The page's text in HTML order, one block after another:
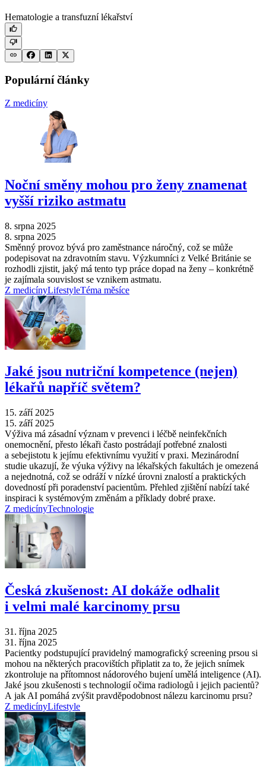
Hematologie a transfuzní lékařství
Populární články
Z medicíny
Noční směny mohou pro ženy znamenat
vyšší riziko astmatu
8. srpna 2025
8. srpna 2025
Směnný provoz bývá pro zaměstnance náročný, což se může
podepisovat na zdravotním stavu. Výzkumníci z Velké Británie se
rozhodli zjistit, jaký má tento typ práce dopad na ženy –⁠ konkrétně
je zajímala souvislost se vznikem astmatu.
Z medicínyLifestyleTéma měsíce
Jaké jsou nutriční kompetence (nejen)
lékařů napříč světem?
15. září 2025
15. září 2025
Výživa má zásadní význam v prevenci i léčbě neinfekčních
onemocnění, přesto lékaři často postrádají potřebné znalosti
a sebejistotu k jejímu efektivnímu využití v praxi. Mezinárodní
studie ukazují, že výuka výživy na lékařských fakultách je omezená
a nejednotná, což se odráží v nízké úrovni znalostí a praktických
dovedností při poradenství pacientům. Přehled zjištění nabízí také
inspiraci k systémovým změnám a příklady dobré praxe.
Z medicínyTechnologie
Česká zkušenost: AI dokáže odhalit
i velmi malé karcinomy prsu
31. října 2025
31. října 2025
Pacientky podstupující pravidelný mamografický screening prsou si
mohou na některých pracovištích připlatit za to, že jejich snímek
zkontroluje na přítomnost nádorového bujení umělá inteligence (AI).
Jaké jsou zkušenosti s technologií očima radiologů i jejich pacientů?
A jak AI pomáhá zvýšit pravděpodobnost nálezu karcinomu prsu?
Z medicínyLifestyle